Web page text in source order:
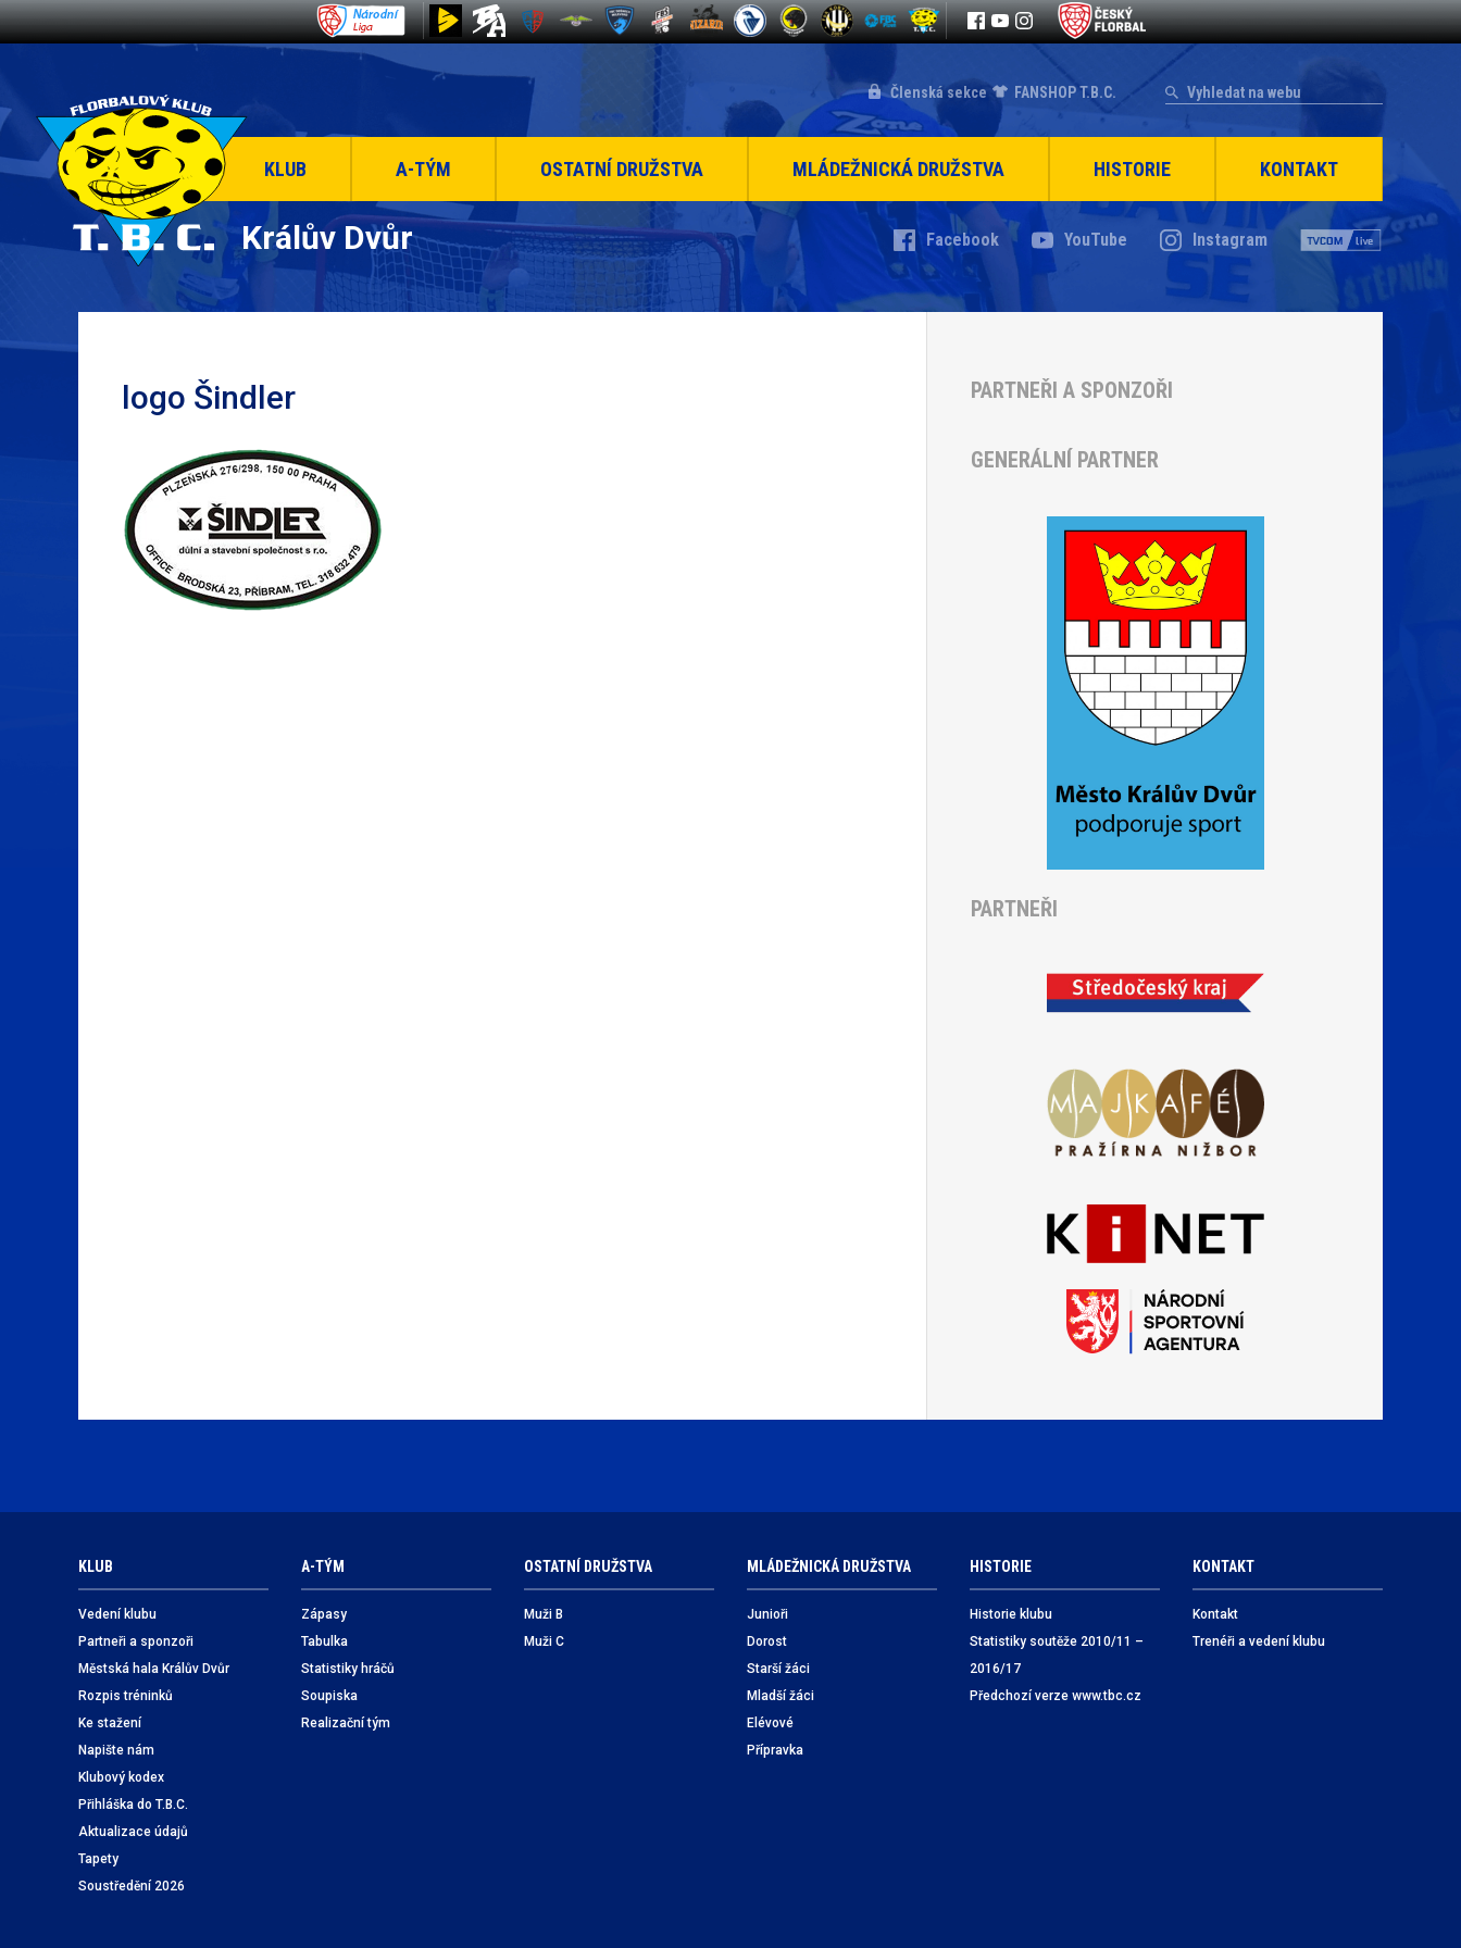
Členská sekce FANSHOP T.B.C.
KLUB A-TÝM OSTATNÍ DRUŽSTVA MLÁDEŽNICKÁ DRUŽSTVA HISTORIE KONTAKT
Králův Dvůr Facebook YouTube Instagram
logo Šindler PARTNEŘI A SPONZOŘI
GENERÁLNÍ PARTNER
PARTNEŘI
KLUB
Vedení klubu
Partneři a sponzoři
Městská hala Králův Dvůr
Rozpis tréninků
Ke stažení
Napište nám
Klubový kodex
Přihláška do T.B.C.
Aktualizace údajů
Tapety
Soustředění 2026
A-TÝM
Zápasy
Tabulka
Statistiky hráčů
Soupiska
Realizační tým
OSTATNÍ DRUŽSTVA
Muži B
Muži C
MLÁDEŽNICKÁ DRUŽSTVA
Junioři
Dorost
Starší žáci
Mladší žáci
Elévové
Přípravka
HISTORIE
Historie klubu
Statistiky soutěže 2010/11 –
2016/17
Předchozí verze www.tbc.cz
KONTAKT
Kontakt
Trenéři a vedení klubu